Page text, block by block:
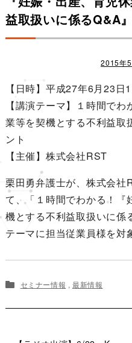
益取扱いに係るQ&A
2015年
【日時】平成27年6月23日
【講演テーマ】１時間で
業等を契機とする不利益取
ント
【主催】株式会社RST
栗田勇弁護士が、株式会社
て、「１時間でわかる！『
機とする不利益取扱いに係
テーマに担当従業員様を対
ー
セミナー情報 , 最新情報
ビ
ゲ
ン